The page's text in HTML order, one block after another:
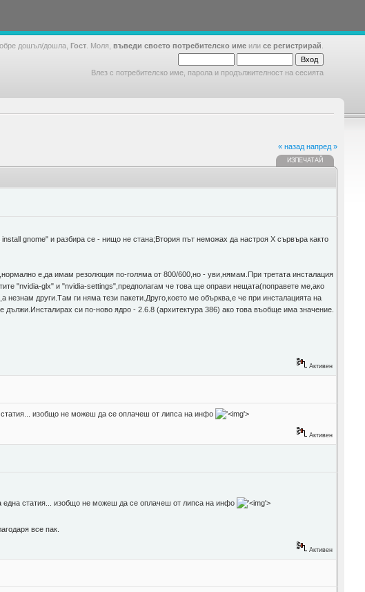
дошъл/дошла, Гост . Моля, въведи своето потребителско име или се регистрирай
Влез с потребителско име, парола и продължителност на сесията
« назад напред »
ИЗПЕЧАТАЙ
gnome" и разбира се - нищо не стана;Втория път неможах да настроя Х сървъра както
е,да имам резолюция по-голяма от 800/600,но - уви,нямам.При третата инсталация
"nvidia-glx" и "nvidia-settings",предполагам че това ще оправи нещата(поправете ме,ако
други.Там ги няма тези пакети.Друго,което ме обърква,е че при инсталацията на
си по-ново ядро - 2.6.8 (архитектура 386) ако това въобще има значение.
Активен
изобщо не можеш да се оплачеш от липса на инфо '>
Активен
една статия... изобщо не можеш да се оплачеш от липса на инфо
'>
все пак.
Активен